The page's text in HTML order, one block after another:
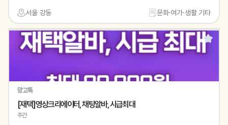
서울 강동 문화·여가·생활 기타
망고톡
[재택]영상크리에이터, 채팅알바, 시급최대
주간